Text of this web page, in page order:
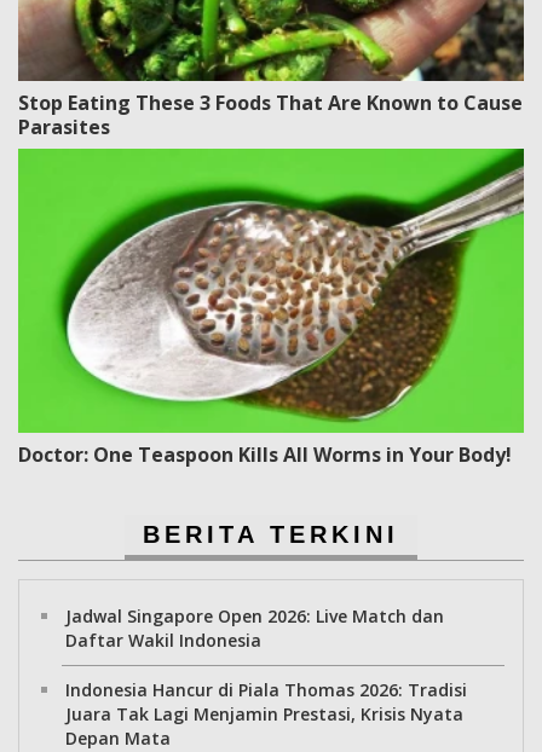
Stop Eating These 3 Foods That Are Known to Cause
Parasites
Doctor: One Teaspoon Kills All Worms in Your Body!
BERITA TERKINI
Jadwal Singapore Open 2026: Live Match dan
Daftar Wakil Indonesia
Indonesia Hancur di Piala Thomas 2026: Tradisi
Juara Tak Lagi Menjamin Prestasi, Krisis Nyata
Depan Mata